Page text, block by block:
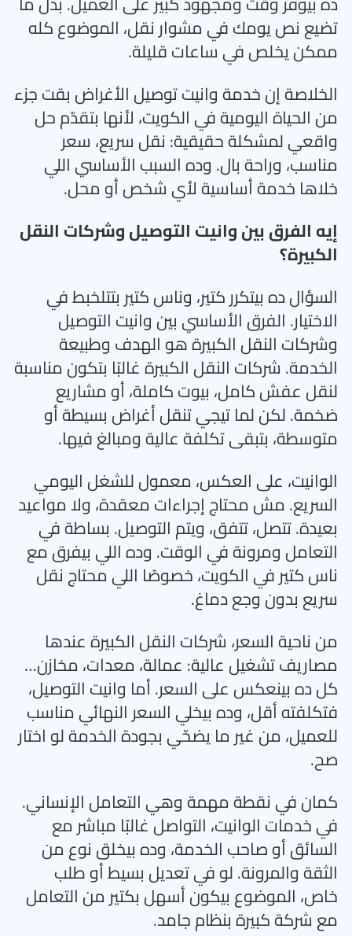
تضيع نص يومك في مشوار نقل، الموضوع كله
ممكن يخلص في ساعات قليلة.
الخلاصة إن خدمة وانيت توصيل الأغراض بقت جزء
من الحياة اليومية في الكويت، لأنها بتقدّم حل
واقعي لمشكلة حقيقية: نقل سريع، سعر
مناسب، وراحة بال. وده السبب الأساسي اللي
خلاها خدمة أساسية لأي شخص أو محل.
إيه الفرق بين وانيت التوصيل وشركات النقل
الكبيرة؟
السؤال ده بيتكرر كتير، وناس كتير بتتلخبط في
الاختيار. الفرق الأساسي بين وانيت التوصيل
وشركات النقل الكبيرة هو الهدف وطبيعة
الخدمة. شركات النقل الكبيرة غالبًا بتكون مناسبة
لنقل عفش كامل، بيوت كاملة، أو مشاريع
ضخمة. لكن لما تيجي تنقل أغراض بسيطة أو
متوسطة، بتبقى تكلفة عالية ومبالغ فيها.
الوانيت، على العكس، معمول للشغل اليومي
السريع. مش محتاج إجراءات معقدة، ولا مواعيد
بعيدة. تتصل، تتفق، ويتم التوصيل. بساطة في
التعامل ومرونة في الوقت. وده اللي بيفرق مع
ناس كتير في الكويت، خصوصًا اللي محتاج نقل
سريع بدون وجع دماغ.
من ناحية السعر، شركات النقل الكبيرة عندها
مصاريف تشغيل عالية: عمالة، معدات، مخازن…
كل ده بينعكس على السعر. أما وانيت التوصيل،
فتكلفته أقل، وده بيخلي السعر النهائي مناسب
للعميل، من غير ما يضحّي بجودة الخدمة لو اختار
صح.
كمان في نقطة مهمة وهي التعامل الإنساني.
في خدمات الوانيت، التواصل غالبًا مباشر مع
السائق أو صاحب الخدمة، وده بيخلق نوع من
الثقة والمرونة. لو في تعديل بسيط أو طلب
خاص، الموضوع بيكون أسهل بكتير من التعامل
مع شركة كبيرة بنظام جامد.